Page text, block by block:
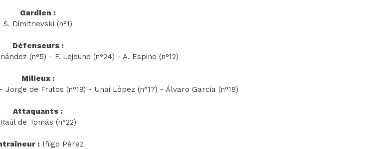
Gardien :
S. Dimitrievski (n°1)
Défenseurs :
(n°5) - F. Lejeune (n°24) - A. Espino (n°12)
Milieux :
de Frutos (n°19) - Unai López (n°17) - Álvaro García (n°18)
Attaquants :
Raúl de Tomás (n°22)
: Iñigo Pérez